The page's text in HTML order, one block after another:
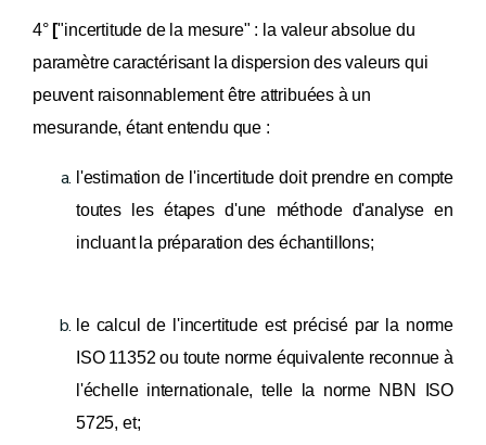
4° ["incertitude de la mesure" : la valeur absolue du
paramètre caractérisant la dispersion des valeurs qui
peuvent raisonnablement être attribuées à un
mesurande, étant entendu que :
l'estimation de l'incertitude doit prendre en compte
toutes les étapes d'une méthode d'analyse en
incluant la préparation des échantillons;
le calcul de l'incertitude est précisé par la norme
ISO 11352 ou toute norme équivalente reconnue à
l'échelle internationale, telle la norme NBN ISO
5725, et;